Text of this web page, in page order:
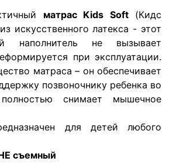
матрас Kids Soft(Кидс
искусственного латекса - этот
наполнитель не вызывает
при эксплуатации.
матраса – он обеспечивает
позвоночнику ребенка во
снимает мышечное
для детей любого
съемный